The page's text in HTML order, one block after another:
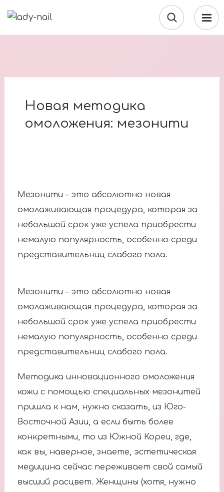
Новая методика
омоложения: мезонити
Мезонити – это абсолютно новая
омолаживающая процедура, которая за
небольшой срок уже успела приобрести
немалую популярность, особенно среди
представительниц слабого пола.
Мезонити – это абсолютно новая
омолаживающая процедура, которая за
небольшой срок уже успела приобрести
немалую популярность, особенно среди
представительниц слабого пола.
Методика инновационного омоложения
кожи с помощью специальных мезонитей
пришла к нам, нужно сказать, из Юго-
Восточной Азии, а если быть более
конкретными, то из Южной Кореи, где,
как вы, наверное, знаете, эстетическая
медицина сейчас переживает свой самый
высший расцвет. Женщины (хотя, нужно